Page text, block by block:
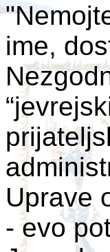
ime,
Uprave
- evo